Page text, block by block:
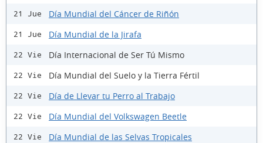
21 Jue Día Mundial del Cáncer de Riñón
21 Jue Día Mundial de la Jirafa
22 Vie Día Internacional de Ser Tú Mismo
22 Vie Día Mundial del Suelo y la Tierra Fértil
22 Vie Día de Llevar tu Perro al Trabajo
22 Vie Día Mundial del Volkswagen Beetle
22 Vie Día Mundial de las Selvas Tropicales